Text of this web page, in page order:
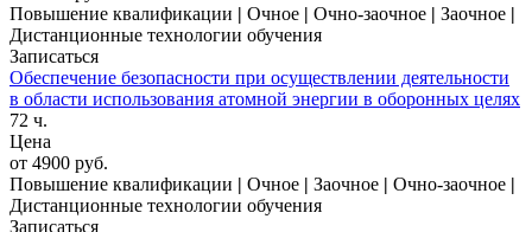
Повышение квалификации | Очное | Очно-заочное | Заочное |
Дистанционные технологии обучения
Записаться
Обеспечение безопасности при осуществлении деятельности
в области использования атомной энергии в оборонных целях
72 ч.
Цена
от 4900 руб.
Повышение квалификации | Очное | Заочное | Очно-заочное |
Дистанционные технологии обучения
Записаться